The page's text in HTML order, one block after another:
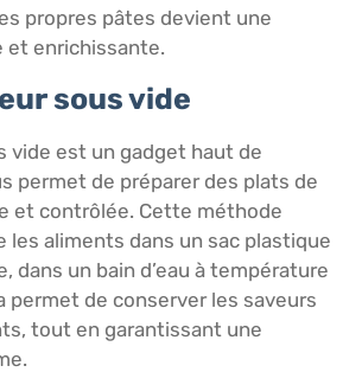
propres pâtes devient une
et enrichissante.
sous vide
vide est un gadget haut de
permet de préparer des plats de
et contrôlée. Cette méthode
les aliments dans un sac plastique
dans un bain d’eau à température
permet de conserver les saveurs
tout en garantissant une